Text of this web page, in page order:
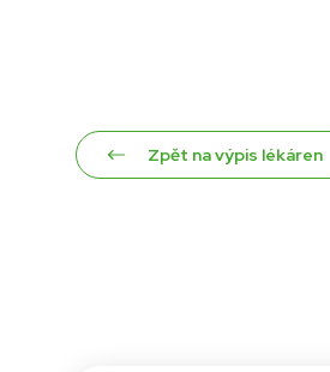
Zpět na výpis lékáren